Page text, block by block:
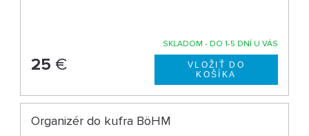
SKLADOM - DO 1-5 DNÍ U VÁS
25 €
Organizér do kufra BöHM